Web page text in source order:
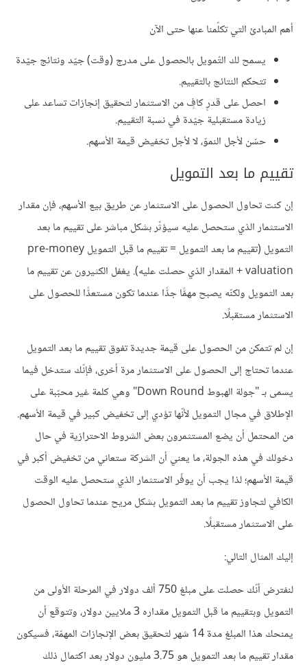
أهم المبادئ التي تكلّمنا عنها حتى اﻵن
يسمح لك التّمويل بالحصول على مدرج (وقت) جيّد ونتائج جيّدة
تتحكم النتائج بالتقييم.
احصل على قدرٍ كافٍ من الاستثمار لتحقيق إنجازات تساعد على
زيادة مستقبلية جيّدة في نسبة التقييم.
حسّن ﻷجل النموّ، ﻻ ﻷجل تخفيض قيمة اﻷسهم.
تقييم ما بعد التمويل
إن كنت تحاول الحصول على الاستثمار عن طريق بيع اﻷسهم، فإن مقدار
الاستثمار الذي ستحصل عليه سيؤثّر بشكل مباشر على تقييم ما بعد
التمويل (تقييم ما بعد التمويل = تقييم ما قبل التمويل pre-money
valuation + المقدار الذي حصلت عليه). يغفل الكثيرون عن تقييم ما
بعد التمويل ولكنّه يصبح مهمًّا جدًّا عندما تكون مستعدًّا للحصول على
الاستثمار مستقبلًا.
إن لم تتمكن من الحصول على قيمة جديدة تفوق تقييم ما بعد التمويل
عندما تحتاج إلى الحصول على الاستثمار مرة أخرى، فإنّك ستدخل فيما
يسمى بـ "جولة الهبوط Down Round" وهي كلمة غير محبّبة على
اﻹطلاق في مجال التمويل ﻷنّها تؤدي إلى تخفيض كبير في قيمة اﻷسهم.
من المحتمل أن يضع المستثمرون بعض الشروط الاحترازية في حال
دخولك في هذه الجولة، ما يعني أن الشركة ستعاني من تخفيض أكبر في
قيمة اﻷسهم؛ لذا يجب أن يوفّر الاستثمار الذي ستحصل عليه الوقت
الكافي لتجاوز تقييم ما بعد التمويل بشكل مريح عندما تحاول الحصول
على الاستثمار مستقبلًا.
إليك المثال التالي:
لنفترض أنّك حصلت على مبلغ 750 ألف دولار في المرحلة اﻷولى من
التمويل وبتقييم ما قبل التمويل مقداره 3 ملايين دولار، وتتوقع أن
يمنحك هذا المبلغ مدة 14 شهر لتحقيق بعض اﻹنجازات المهمّة، فسيكون
مقدار تقييم ما بعد التمويل هو 3.75 مليون دوﻻر بعد اكتمال ذلك